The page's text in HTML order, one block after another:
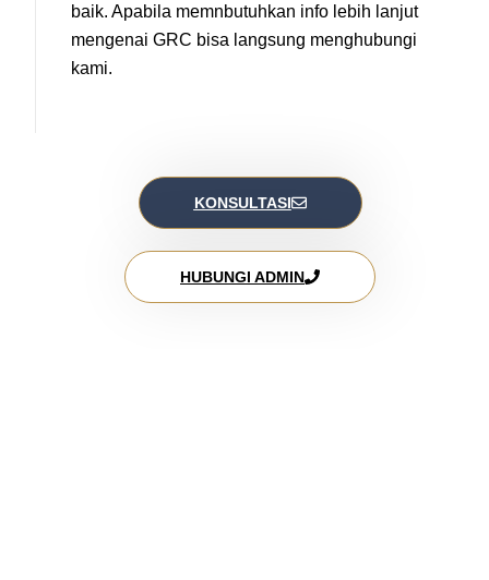
baik. Apabila memnbutuhkan info lebih lanjut
mengenai GRC bisa langsung menghubungi
kami.
KONSULTASI
HUBUNGI ADMIN